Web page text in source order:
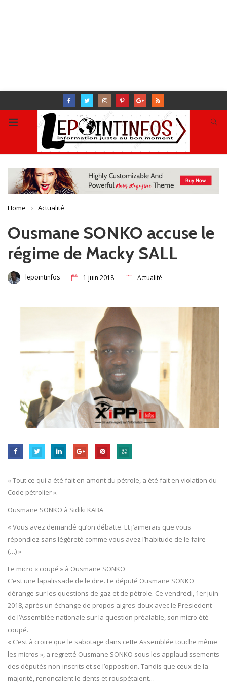
Home Actualité
Ousmane SONKO accuse le
régime de Macky SALL
lepointinfos 1 juin 2018 Actualité
« Tout ce qui a été fait en amont du pétrole, a été fait en violation du
Code pétrolier ».
Ousmane SONKO à Sidiki KABA
« Vous avez demandé qu’on débatte. Et j’aimerais que vous
répondiez sans légèreté comme vous avez l’habitude de le faire
(…) »
Le micro « coupé » à Ousmane SONKO
C’est une lapalissade de le dire. Le député Ousmane SONKO
dérange sur les questions de gaz et de pétrole. Ce vendredi, 1er juin
2018, après un échange de propos aigres-doux avec le Presiedent
de l’Assemblée nationale sur la question préalable, son micro été
coupé.
« C’est à croire que le sabotage dans cette Assemblée touche même
les micros », a regretté Ousmane SONKO sous les applaudissements
des députés non-inscrits et se l’opposition. Tandis que ceux de la
majorité, renonçaient le dents et rouspétaient…